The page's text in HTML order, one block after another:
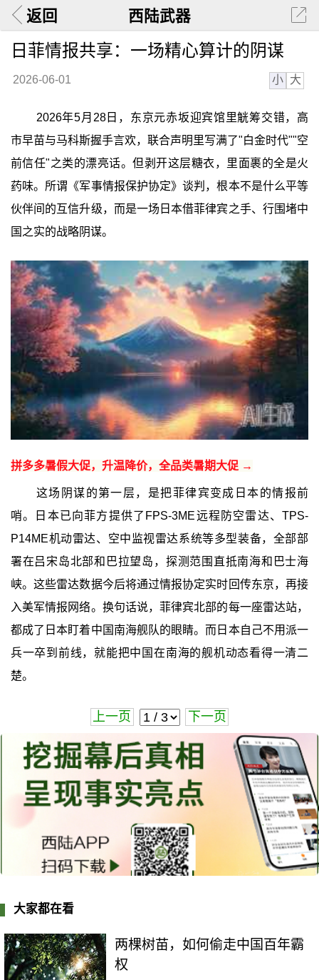
返回 西陆武器
日菲情报共享：一场精心算计的阴谋
2026-06-01 小 大
2026年5月28日，东京元赤坂迎宾馆里觥筹交错，高
市早苗与马科斯握手言欢，联合声明里写满了"白金时代""空
前信任"之类的漂亮话。但剥开这层糖衣，里面裹的全是火
药味。所谓《军事情报保护协定》谈判，根本不是什么平等
伙伴间的互信升级，而是一场日本借菲律宾之手、行围堵中
国之实的战略阴谋。
拼多多暑假大促，升温降价，全品类暑期大促 →
这场阴谋的第一层，是把菲律宾变成日本的情报前
哨。日本已向菲方提供了FPS-3ME远程防空雷达、TPS-
P14ME机动雷达、空中监视雷达系统等多型装备，全部部
署在吕宋岛北部和巴拉望岛，探测范围直抵南海和巴士海
峡。这些雷达数据今后将通过情报协定实时回传东京，再接
入美军情报网络。换句话说，菲律宾北部的每一座雷达站，
都成了日本盯着中国南海舰队的眼睛。而日本自己不用派一
兵一卒到前线，就能把中国在南海的舰机动态看得一清二
楚。
上一页 下一页
大家都在看
两棵树苗，如何偷走中国百年霸
权